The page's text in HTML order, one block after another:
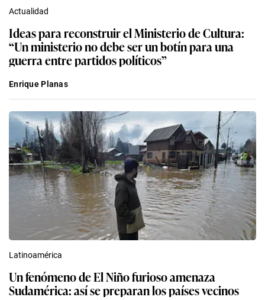
Actualidad
Ideas para reconstruir el Ministerio de Cultura:
“Un ministerio no debe ser un botín para una
guerra entre partidos políticos”
Enrique Planas
Latinoamérica
Un fenómeno de El Niño furioso amenaza
Sudamérica: así se preparan los países vecinos